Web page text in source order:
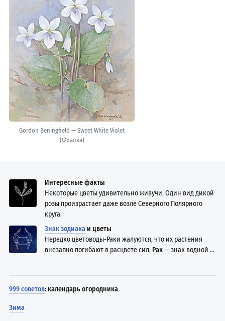
Gordon Beningfield — Sweet White Violet
(Фиалка)
Интересные факты
Некоторые цветы удивительно живучи. Один вид дикой
розы произрастает даже возле Северного Полярного
круга.
Знак зодиака и цветы
Нередко цветоводы-Раки жалуются, что их растения
внезапно погибают в расцвете сил. Рак— знак водной ...
999 советов: календарь огородника
Зима